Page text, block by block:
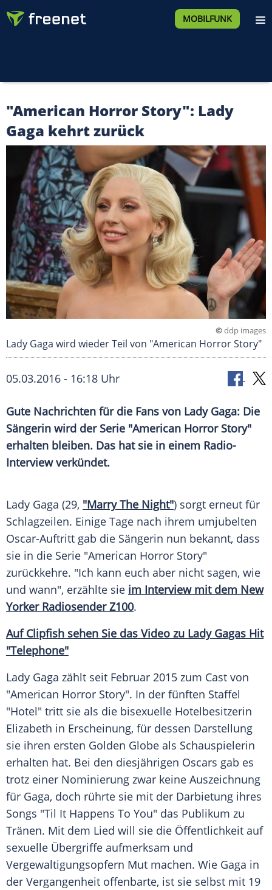
MOBILFUNK
"American Horror Story": Lady
Gaga kehrt zurück
©ddp images
Lady Gaga wird wieder Teil von "American Horror Story"
05.03.2016 - 16:18 Uhr
Gute Nachrichten für die Fans von Lady Gaga: Die
Sängerin wird der Serie "American Horror Story"
erhalten bleiben. Das hat sie in einem Radio-
Interview verkündet.
Lady Gaga (29, "Marry The Night") sorgt erneut für
Schlagzeilen. Einige Tage nach ihrem umjubelten
Oscar-Auftritt gab die Sängerin nun bekannt, dass
sie in die Serie "American Horror Story"
zurückkehre. "Ich kann euch aber nicht sagen, wie
und wann", erzählte sie im Interview mit dem New
Yorker Radiosender Z100.
Auf Clipfish sehen Sie das Video zu Lady Gagas Hit
"Telephone"
Lady Gaga zählt seit Februar 2015 zum Cast von
"American Horror Story". In der fünften Staffel
"Hotel" tritt sie als die bisexuelle Hotelbesitzerin
Elizabeth in Erscheinung, für dessen Darstellung
sie ihren ersten Golden Globe als Schauspielerin
erhalten hat. Bei den diesjährigen Oscars gab es
trotz einer Nominierung zwar keine Auszeichnung
für Gaga, doch rührte sie mit der Darbietung ihres
Songs "Til It Happens To You" das Publikum zu
Tränen. Mit dem Lied will sie die Öffentlichkeit auf
sexuelle Übergriffe aufmerksam und
Vergewaltigungsopfern Mut machen. Wie Gaga in
der Vergangenheit offenbarte, ist sie selbst mit 19